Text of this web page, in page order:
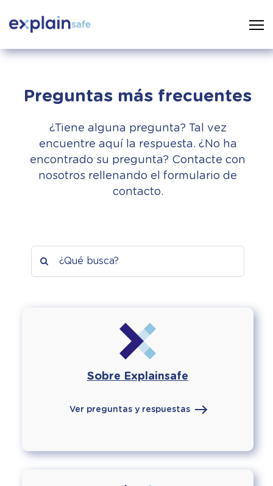
Preguntas más frecuentes
¿Tiene alguna pregunta? Tal vez
encuentre aquí la respuesta. ¿No ha
encontrado su pregunta? Contacte con
nosotros rellenando el formulario de
contacto.
Sobre Explainsafe
Ver preguntas y respuestas